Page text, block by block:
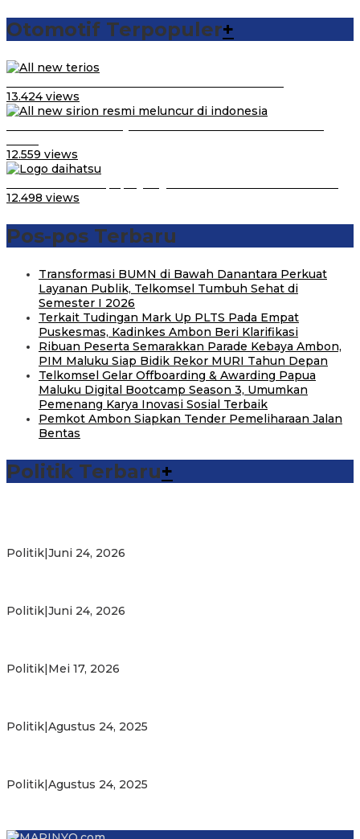
Otomotif Terpopuler+
13.424 views
12.559 views
12.498 views
Pos-pos Terbaru
Transformasi BUMN di Bawah Danantara Perkuat
Layanan Publik, Telkomsel Tumbuh Sehat di
Semester I 2026
Terkait Tudingan Mark Up PLTS Pada Empat
Puskesmas, Kadinkes Ambon Beri Klarifikasi
Ribuan Peserta Semarakkan Parade Kebaya Ambon,
PIM Maluku Siap Bidik Rekor MURI Tahun Depan
Telkomsel Gelar Offboarding & Awarding Papua
Maluku Digital Bootcamp Season 3, Umumkan
Pemenang Karya Inovasi Sosial Terbaik
Pemkot Ambon Siapkan Tender Pemeliharaan Jalan
Bentas
Politik Terbaru+
Politik Juni 24, 2026
Politik Juni 24, 2026
Politik Mei 17, 2026
Politik Agustus 24, 2025
Politik Agustus 24, 2025